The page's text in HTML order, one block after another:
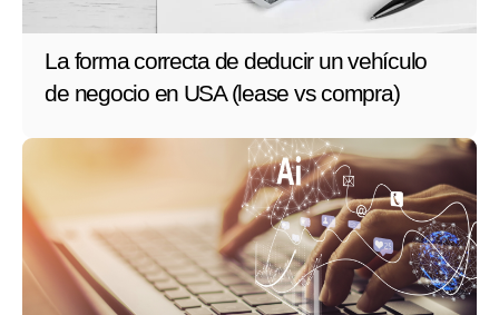
La forma correcta de deducir un vehículo
de negocio en USA (lease vs compra)